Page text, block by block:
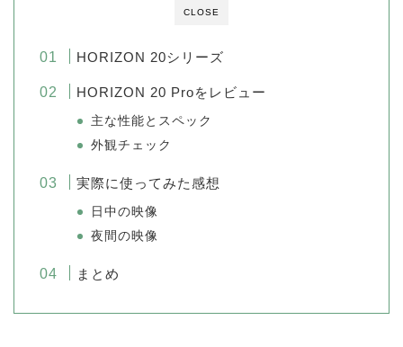
CLOSE
HORIZON 20シリーズ
HORIZON 20 Proをレビュー
主な性能とスペック
外観チェック
実際に使ってみた感想
日中の映像
夜間の映像
まとめ